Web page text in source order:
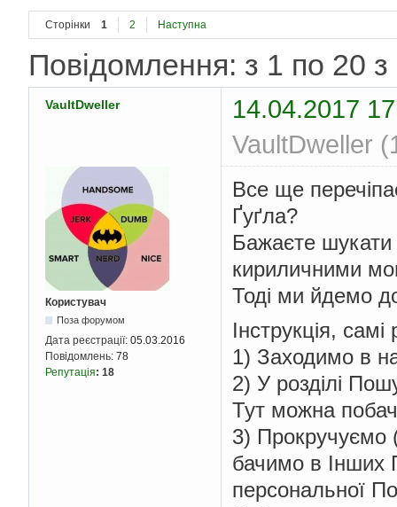
Сторінки 1 2 Наступна
Повідомлення: з 1 по 20 з
VaultDweller
14.04.2017
VaultDweller
Користувач
Поза форумом
Дата реєстрації: 05.03.2016
Повідомлень: 78
Репутація: 18
Все ще
Ґуґла?
Бажаєте шукати
кириличними
Тоді ми йдемо
Інструкція,
1) Заходимо в
2) У розділі
Тут можна
3) Прокручуємо
бачимо в Інших
персональної